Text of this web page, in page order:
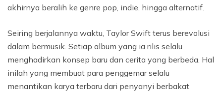
akhirnya beralih ke genre pop, indie, hingga alternatif.
Seiring berjalannya waktu, Taylor Swift terus berevolusi
dalam bermusik. Setiap album yang ia rilis selalu
menghadirkan konsep baru dan cerita yang berbeda. Hal
inilah yang membuat para penggemar selalu
menantikan karya terbaru dari penyanyi berbakat